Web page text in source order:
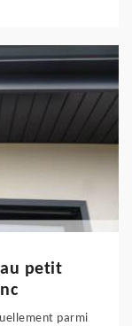
petit
parmi